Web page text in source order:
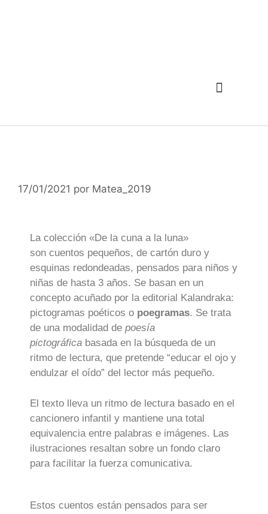
17/01/2021 por Matea_2019
La colección «De la cuna a la luna»
son cuentos pequeños, de cartón duro y
esquinas redondeadas, pensados para niños y
niñas de hasta 3 años. Se basan en un
concepto acuñado por la editorial Kalandraka:
pictogramas poéticos o poegramas. Se trata
de una modalidad de poesía
pictográfica basada en la búsqueda de un
ritmo de lectura, que pretende “educar el ojo y
endulzar el oído” del lector más pequeño.
El texto lleva un ritmo de lectura basado en el
cancionero infantil y mantiene una total
equivalencia entre palabras e imágenes. Las
ilustraciones resaltan sobre un fondo claro
para facilitar la fuerza comunicativa.
Estos cuentos están pensados para ser